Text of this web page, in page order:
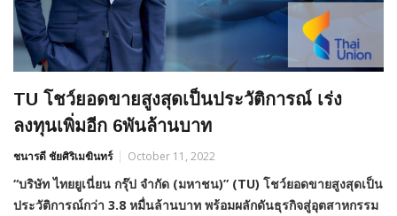
TU โชว์ยอดขายสูงสุดเป็นประวัติการณ์ เร่ง
ลงทุนเพิ่มอีก 6พันล้านบาท
ชนารดี ชัยศิริเมฆินทร์ October 11, 2022
“บริษัท ไทยยูเนี่ยน กรุ๊ป จำกัด (มหาชน)” (TU) โชว์ยอดขายสูงสุดเป็น
ประวัติการณ์กว่า 3.8 หมื่นล้านบาท พร้อมผลักดันธุรกิจสู่อุตสาหกรรม